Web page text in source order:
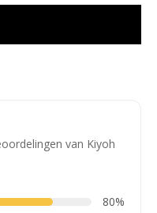
van Kiyoh
80%